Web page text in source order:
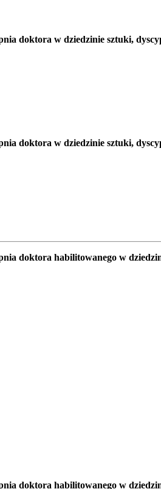
doktora w dziedzinie sztuki,
doktora w dziedzinie sztuki,
doktora habilitowanego w
doktora habilitowanego w